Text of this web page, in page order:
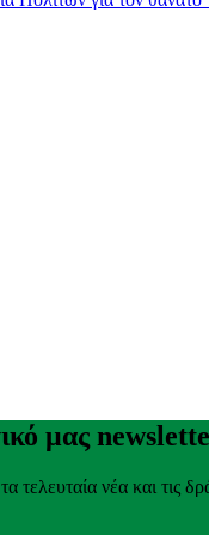
μας
τελευταία νέα και τις